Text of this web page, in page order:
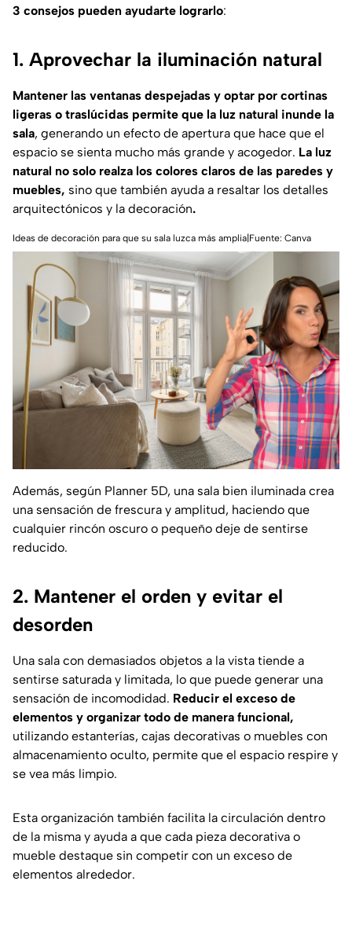
3 consejos pueden ayudarte lograrlo:
1. Aprovechar la iluminación natural
Mantener las ventanas despejadas y optar por cortinas
ligeras o traslúcidas permite que la luz natural inunde la
sala, generando un efecto de apertura que hace que el
espacio se sienta mucho más grande y acogedor. La luz
natural no solo realza los colores claros de las paredes y
muebles, sino que también ayuda a resaltar los detalles
arquitectónicos y la decoración.
Ideas de decoración para que su sala luzca más amplia|Fuente: Canva
Además, según Planner 5D, una sala bien iluminada crea
una sensación de frescura y amplitud, haciendo que
cualquier rincón oscuro o pequeño deje de sentirse
reducido.
2. Mantener el orden y evitar el
desorden
Una sala con demasiados objetos a la vista tiende a
sentirse saturada y limitada, lo que puede generar una
sensación de incomodidad. Reducir el exceso de
elementos y organizar todo de manera funcional,
utilizando estanterías, cajas decorativas o muebles con
almacenamiento oculto, permite que el espacio respire y
se vea más limpio.
Esta organización también facilita la circulación dentro
de la misma y ayuda a que cada pieza decorativa o
mueble destaque sin competir con un exceso de
elementos alrededor.